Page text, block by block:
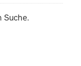
Suche.